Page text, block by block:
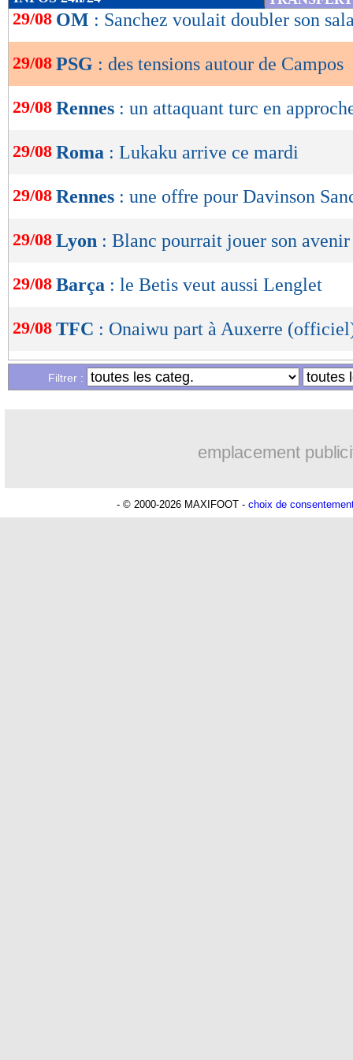
de
OK
29/08 OM : Sanchez voulait doubler son
29/08 PSG : des tensions autour de Campos
29/08 Rennes : un attaquant turc en
29/08 Roma : Lukaku arrive ce mardi
29/08 Rennes : une offre pour Davinson
29/08 Lyon : Blanc pourrait jouer son
29/08 Barça : le Betis veut aussi Lenglet
29/08 TFC : Onaiwu part à Auxerre
Liste des brèves du lun. 28 août 2023
Filtrer :
emplacement
- © 2000-2026 MAXIFOOT - choix de